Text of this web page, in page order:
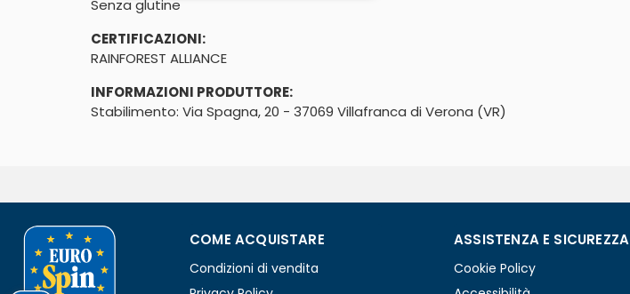
Senza glutine
CERTIFICAZIONI:
RAINFOREST ALLIANCE
INFORMAZIONI PRODUTTORE:
Stabilimento: Via Spagna, 20 - 37069 Villafranca di Verona (VR)
COME ACQUISTARE
Condizioni di vendita
ASSISTENZA E SICUREZZA
Cookie Policy